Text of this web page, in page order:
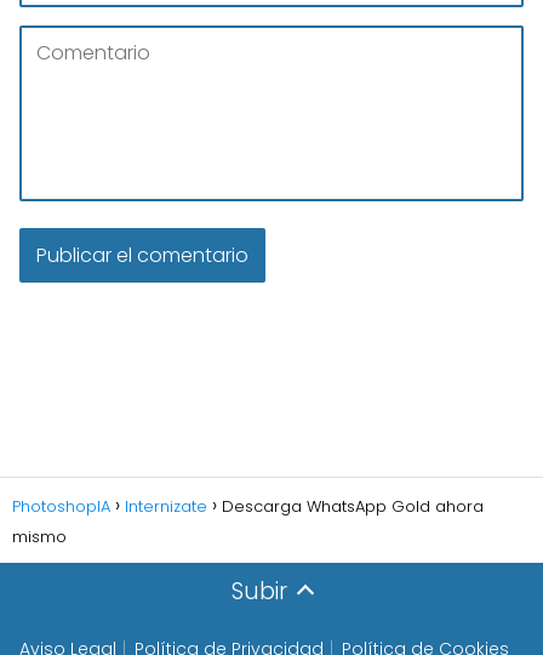
PhotoshopIA Internizate
Descarga WhatsApp Gold ahora
mismo
Subir
Aviso Legal Política de Privacidad Política de Cookies